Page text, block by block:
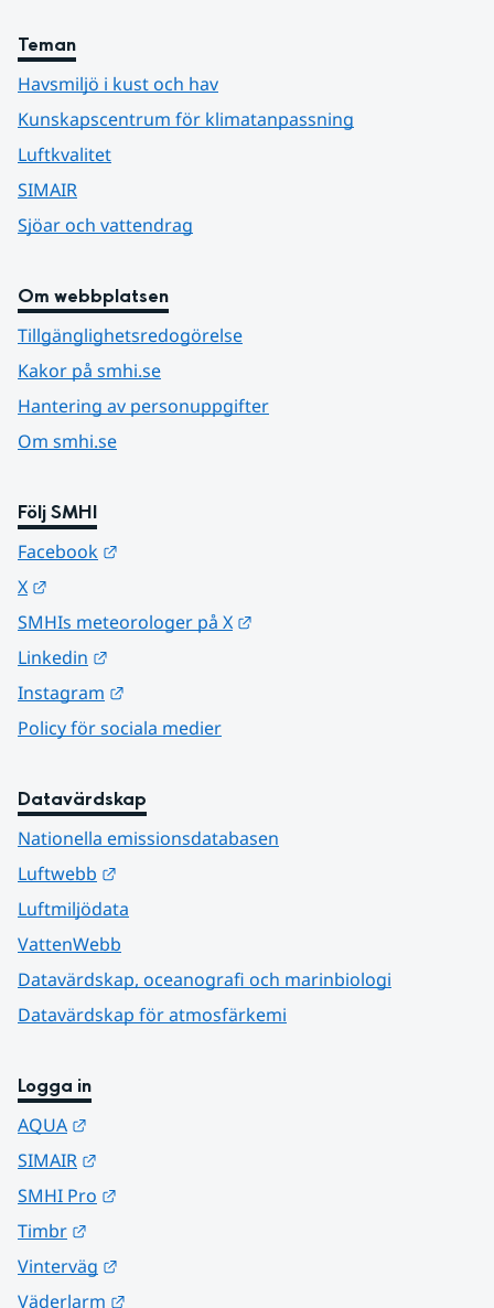
Teman
Havsmiljö i kust och hav
Kunskapscentrum för klimatanpassning
Luftkvalitet
SIMAIR
Sjöar och vattendrag
Om webbplatsen
Tillgänglighetsredogörelse
Kakor på smhi.se
Hantering av personuppgifter
Om smhi.se
Följ SMHI
Facebook
X
SMHIs meteorologer på X
Linkedin
Instagram
Policy för sociala medier
Datavärdskap
Nationella emissionsdatabasen
Luftwebb
Luftmiljödata
VattenWebb
Datavärdskap, oceanografi och marinbiologi
Datavärdskap för atmosfärkemi
Logga in
AQUA
SIMAIR
SMHI Pro
Timbr
Vinterväg
Väderlarm